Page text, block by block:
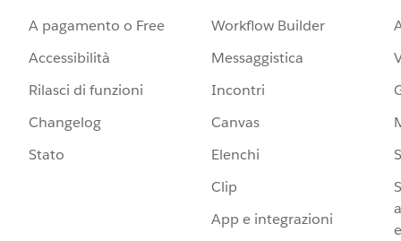
A pagamento o Free
Accessibilità
Rilasci di funzioni
Changelog
Stato
Workflow Builder
Messaggistica
Incontri
Canvas
Elenchi
Clip
App e integrazioni